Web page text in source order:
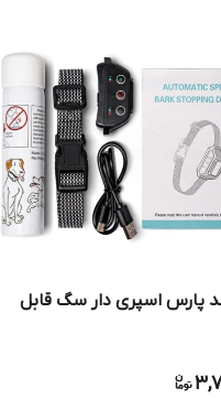
پارس اسپری دار سگ قابل